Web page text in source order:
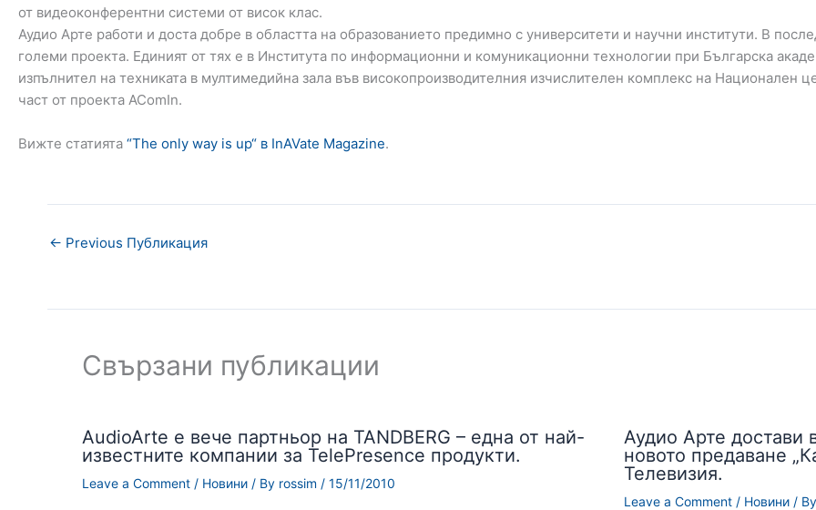
от видеоконферентни системи от висок клас.
Аудио Арте работи и доста добре в областта на образованието предимно с университети и научни институти. В
големи проекта. Единият от тях е в Института по информационни и комуникационни технологии при Българска
изпълнител на техниката в мултимедийна зала във високопроизводителния изчислителен комплекс на Национален
част от проекта AComIn.
Вижте статията “The only way is up“ в InAVate Magazine.
← Previous Публикация
Свързани публикации
AudioArte е вече партньор на TANDBERG – една от най-
известните компании за TelePresence продукти.
Leave a Comment / Новини/ By rossim / 15/11/2010
Аудио Арте достави
новото предаване
Телевизия.
Leave a Comment / Новини/